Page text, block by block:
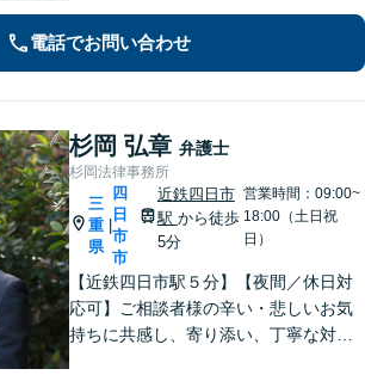
電話でお問い合わせ
杉岡 弘章 弁護士
杉岡法律事務所
三
重
県
四
日
市
市
近鉄四日市
駅 から徒歩
5分
営業時間：09:00~
18:00（土日祝
日）
【近鉄四日市駅５分】【夜間／休日対
応可】ご相談者様の辛い・悲しいお気
持ちに共感し、寄り添い、丁寧な対応